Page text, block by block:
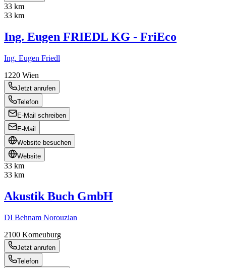
33 km
33 km
Ing. Eugen FRIEDL KG - FriEco
Ing. Eugen Friedl
1220 Wien
Jetzt anrufen
Telefon
E-Mail schreiben
E-Mail
Website besuchen
Website
33 km
33 km
Akustik Buch GmbH
DI Behnam Norouzian
2100 Korneuburg
Jetzt anrufen
Telefon